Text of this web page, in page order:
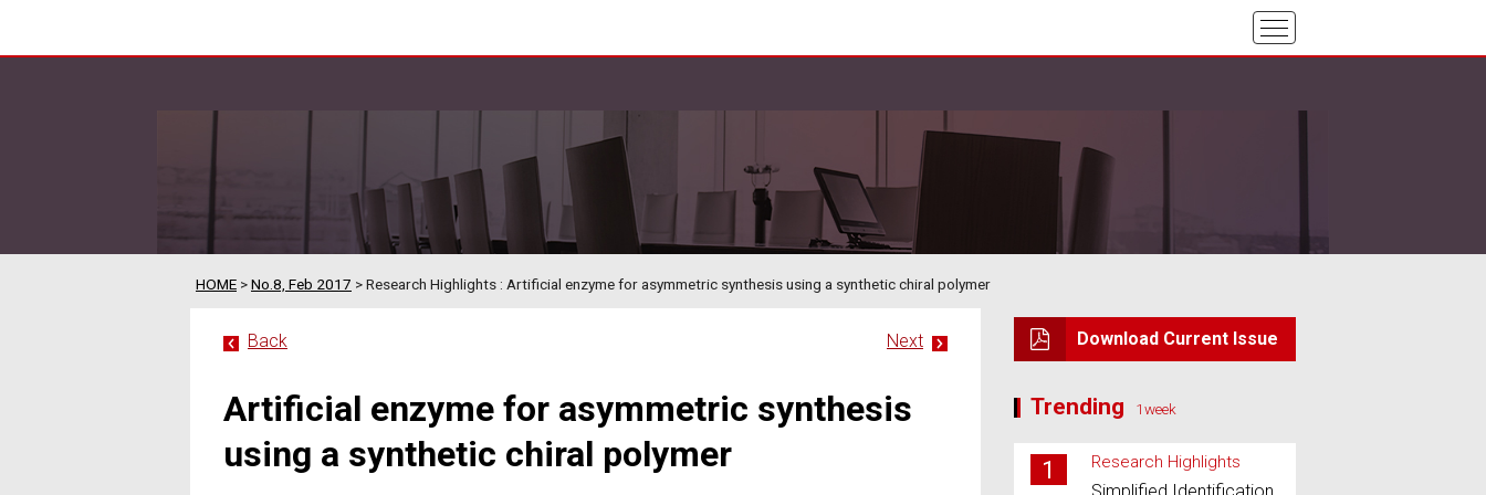
HOME >No.8, Feb 2017 > Research Highlights : Artificial enzyme for asymmetric synthesis using a synthetic chiral polymer
Back Next
Artificial enzyme for asymmetric synthesis
using a synthetic chiral polymer
Download Current Issue
Trending 1week
1 Research Highlights